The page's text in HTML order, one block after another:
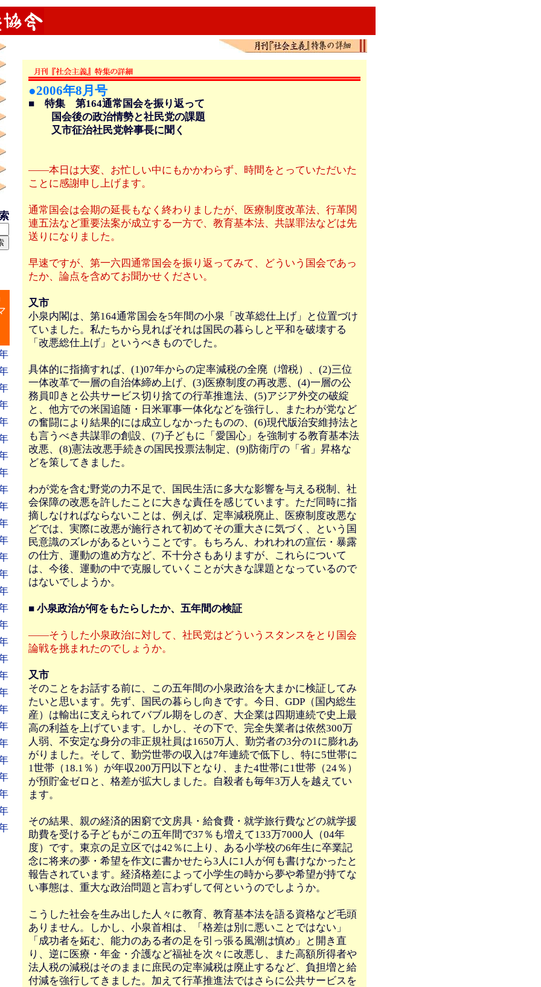
●2006年8月号
■ 特集 第164通常国会を振り返って
国会後の政治情勢と社民党の課題
又市征治社民党幹事長に聞く
――本日は大変、お忙しい中にもかかわらず、時間をとっていただいた
ことに感謝申し上げます。
通常国会は会期の延長もなく終わりましたが、医療制度改革法、行革関
連五法など重要法案が成立する一方で、教育基本法、共謀罪法などは先
送りになりました。
早速ですが、第一六四通常国会を振り返ってみて、どういう国会であっ
たか、論点を含めてお聞かせください。
又市
小泉内閣は、第164通常国会を5年間の小泉「改革総仕上げ」と位置づけ
ていました。私たちから見ればそれは国民の暮らしと平和を破壊する
「改悪総仕上げ」というべきものでした。
具体的に指摘すれば、(1)07年からの定率減税の全廃（増税）、(2)三位
一体改革で一層の自治体締め上げ、(3)医療制度の再改悪、(4)一層の公
務員叩きと公共サービス切り捨ての行革推進法、(5)アジア外交の破綻
と、他方での米国追随・日米軍事一体化などを強行し、またわが党など
の奮闘により結果的には成立しなかったものの、(6)現代版治安維持法と
も言うべき共謀罪の創設、(7)子どもに「愛国心」を強制する教育基本法
改悪、(8)憲法改悪手続きの国民投票法制定、(9)防衛庁の「省」昇格な
どを策してきました。
わが党を含む野党の力不足で、国民生活に多大な影響を与える税制、社
会保障の改悪を許したことに大きな責任を感じています。ただ同時に指
摘しなければならないことは、例えば、定率減税廃止、医療制度改悪な
どでは、実際に改悪が施行されて初めてその重大さに気づく、という国
民意識のズレがあるということです。もちろん、われわれの宣伝・暴露
の仕方、運動の進め方など、不十分さもありますが、これらについて
は、今後、運動の中で克服していくことが大きな課題となっているので
はないでしようか。
■ 小泉政治が何をもたらしたか、五年間の検証
――そうした小泉政治に対して、社民党はどういうスタンスをとり国会
論戦を挑まれたのでしょうか。
又市
そのことをお話する前に、この五年間の小泉政治を大まかに検証してみ
たいと思います。先ず、国民の暮らし向きです。今日、GDP（国内総生
産）は輸出に支えられてバブル期をしのぎ、大企業は四期連続で史上最
高の利益を上げています。しかし、その下で、完全失業者は依然300万
人弱、不安定な身分の非正規社員は1650万人、勤労者の3分の1に膨れあ
がりました。そして、勤労世帯の収入は7年連続で低下し、特に5世帯に
1世帯（18.1％）が年収200万円以下となり、また4世帯に1世帯（24％）
が預貯金ゼロと、格差が拡大しました。自殺者も毎年3万人を越えてい
ます。
その結果、親の経済的困窮で文房具・給食費・就学旅行費などの就学援
助費を受ける子どもがこの五年間で37％も増えて133万7000人（04年
度）です。東京の足立区では42％に上り、ある小学校の6年生に卒業記
念に将来の夢・希望を作文に書かせたら3人に1人が何も書けなかったと
報告されています。経済格差によって小学生の時から夢や希望が持てな
い事態は、重大な政治問題と言わずして何というのでしようか。
こうした社会を生み出した人々に教育、教育基本法を語る資格など毛頭
ありません。しかし、小泉首相は、「格差は別に悪いことではない」
「成功者を妬む、能力のある者の足を引っ張る風潮は慎め」と開き直
り、逆に医療・年金・介護など福祉を次々に改悪し、また高額所得者や
法人税の減税はそのままに庶民の定率減税は廃止するなど、負担増と給
付減を強行してきました。加えて行革推進法ではさらに公共サービスを